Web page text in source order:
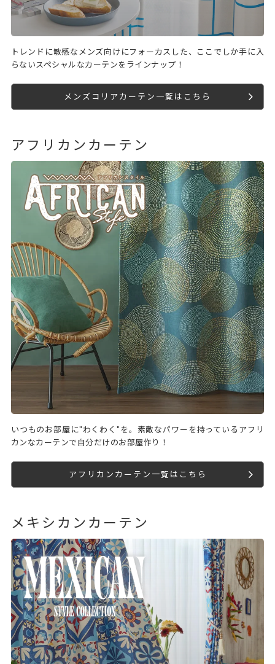
トレンドに敏感なメンズ向けにフォーカスした、ここでしか手に入
らないスペシャルなカーテンをラインナップ！
メンズコリアカーテン一覧はこちら
アフリカンカーテン
いつものお部屋に"わくわく"を。素敵なパワーを持っているアフリ
カンなカーテンで自分だけのお部屋作り！
アフリカンカーテン一覧はこちら
メキシカンカーテン